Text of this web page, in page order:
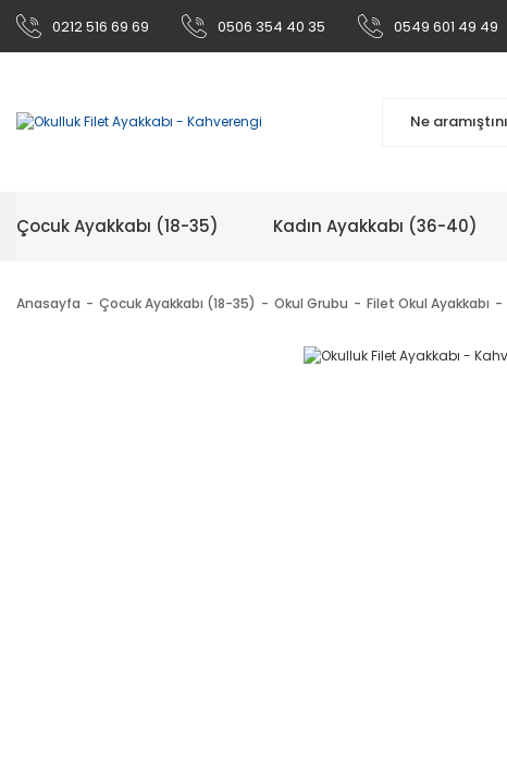
0212 516 69 69 0506 354 40 35 0549 601 49 49
Çocuk Ayakkabı (18-35) Kadın Ayakkabı (36-40)
Anasayfa Çocuk Ayakkabı (18-35) Okul Grubu Filet Okul Ayakkabı